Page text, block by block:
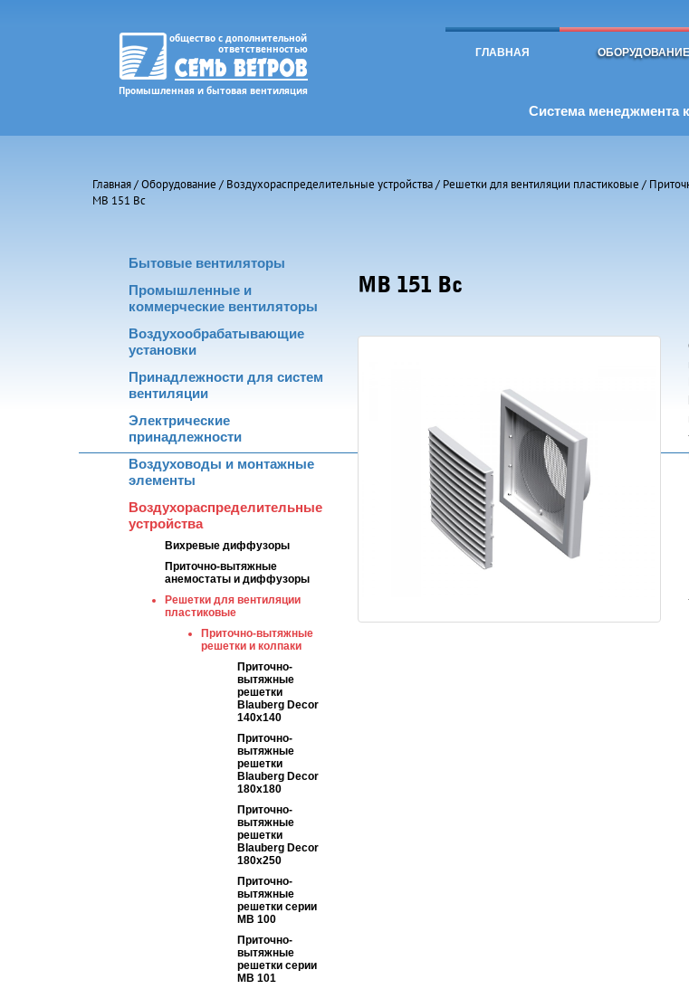
Toggle
navigationГЛАВНАЯ ОБОРУДОВАНИЕ
Система менеджмента
Главная/Оборудование / Воздухораспределительные устройства/ Решетки для вентиляции пластиковые /
МВ 151 Вс
Бытовые вентиляторы
Промышленные и
коммерческие вентиляторы
Воздухообрабатывающие
установки
Принадлежности для систем
вентиляции
Электрические
принадлежности
Воздуховоды и монтажные
элементы
Воздухораспределительные
устройства
Вихревые диффузоры
Приточно-вытяжные
анемостаты и диффузоры
Решетки для вентиляции
пластиковые
Приточно-вытяжные
решетки и колпаки
Приточно-
вытяжные
решетки
Blauberg Decor
140x140
Приточно-
вытяжные
решетки
Blauberg Decor
180x180
Приточно-
вытяжные
решетки
Blauberg Decor
180x250
Приточно-
вытяжные
решетки серии
МВ 100
Приточно-
вытяжные
решетки серии
МВ 101
МВ 151 Вс